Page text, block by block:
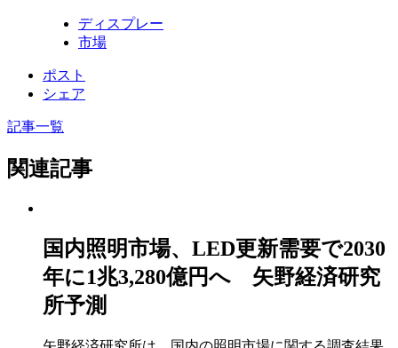
ディスプレー
市場
ポスト
シェア
記事一覧
関連記事
国内照明市場、LED更新需要で2030
年に1兆3,280億円へ 矢野経済研究
所予測